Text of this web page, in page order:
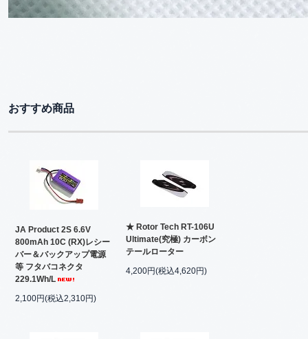
おすすめ商品
JA Product 2S 6.6V
800mAh 10C (RX)レシー
バー＆バックアップ電源
等 フタバコネクタ
229.1Wh/L
2,100円(税込2,310円)
★ Rotor Tech RT-106U
Ultimate(究極) カーボン
テールローター
4,200円(税込4,620円)